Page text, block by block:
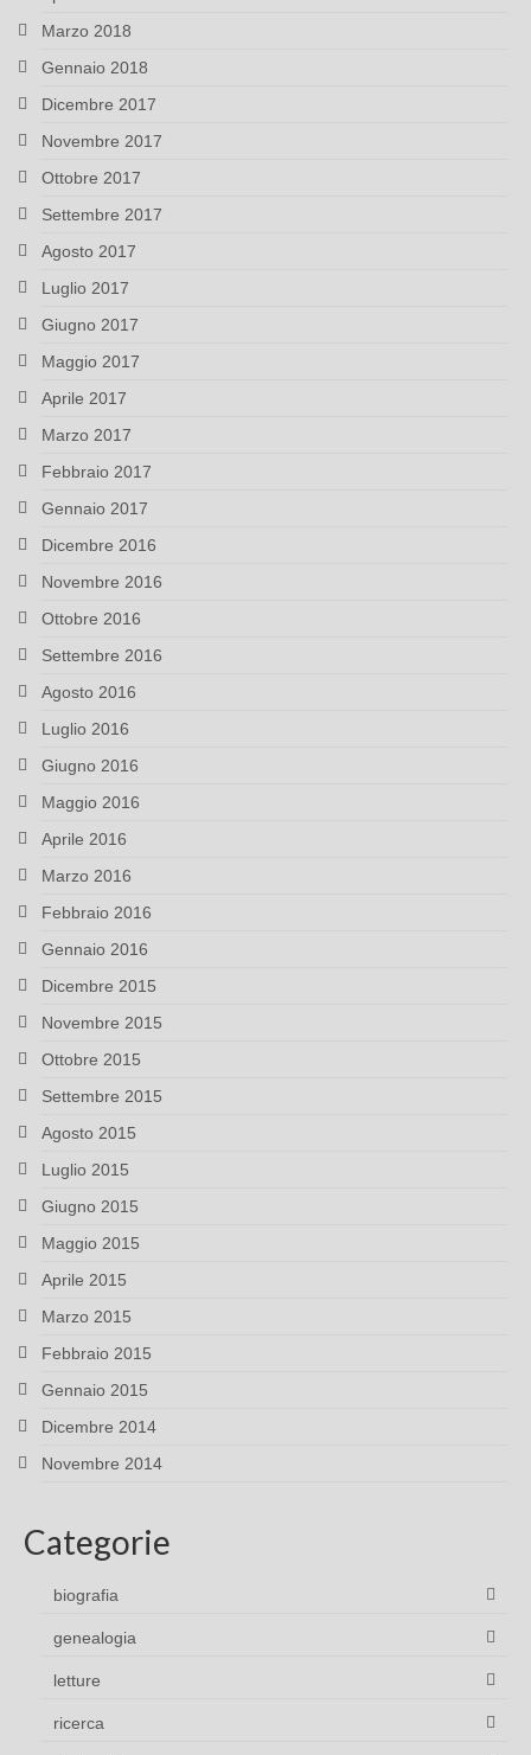
Marzo 2018
Gennaio 2018
Dicembre 2017
Novembre 2017
Ottobre 2017
Settembre 2017
Agosto 2017
Luglio 2017
Giugno 2017
Maggio 2017
Aprile 2017
Marzo 2017
Febbraio 2017
Gennaio 2017
Dicembre 2016
Novembre 2016
Ottobre 2016
Settembre 2016
Agosto 2016
Luglio 2016
Giugno 2016
Maggio 2016
Aprile 2016
Marzo 2016
Febbraio 2016
Gennaio 2016
Dicembre 2015
Novembre 2015
Ottobre 2015
Settembre 2015
Agosto 2015
Luglio 2015
Giugno 2015
Maggio 2015
Aprile 2015
Marzo 2015
Febbraio 2015
Gennaio 2015
Dicembre 2014
Novembre 2014
Categorie
biografia
genealogia
letture
ricerca